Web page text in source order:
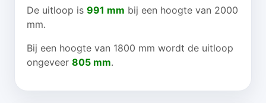
De uitloop is 991 mm bij een hoogte van 2000
mm.
Bij een hoogte van 1800 mm wordt de uitloop
ongeveer 805 mm.